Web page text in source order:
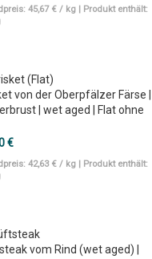
45,67 € / kg | Produkt enthält:
von der Oberpfälzer Färse |
| wet aged | Flat ohne
€
42,63 € / kg | Produkt enthält:
vom Rind (wet aged) |